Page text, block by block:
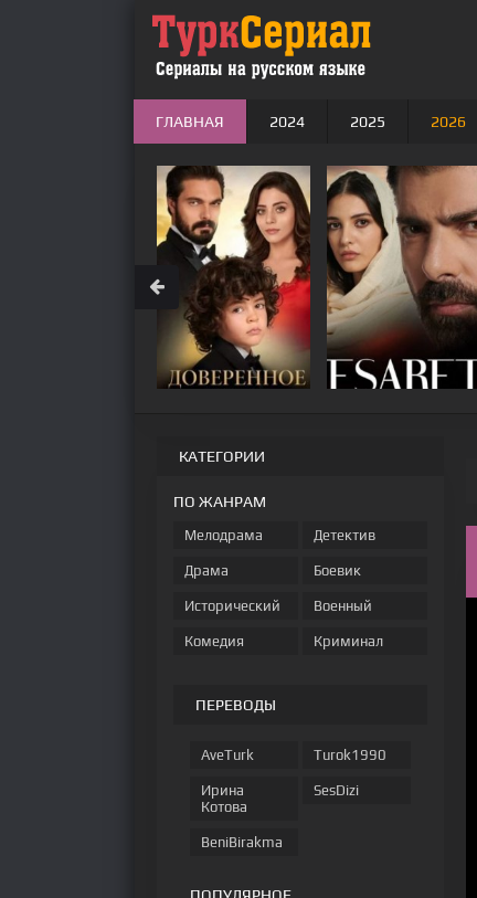
КАТЕГОРИИ
ПО ЖАНРАМ
Мелодрама
Драма
Исторический
Комедия
Детектив
Боевик
Военный
Криминал
ПЕРЕВОДЫ
AveTurk
Ирина
Котова
BeniBirakma
Turok1990
SesDizi
ГЛАВНАЯ 2024 2025 2026